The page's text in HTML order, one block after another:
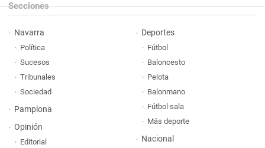
Secciones
Navarra
Política
Sucesos
Tribunales
Sociedad
Pamplona
Opinión
Editorial
Deportes
Fútbol
Baloncesto
Pelota
Balonmano
Fútbol sala
Más deporte
Nacional